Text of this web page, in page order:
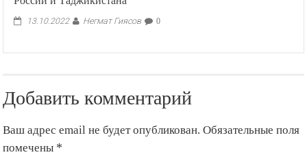
13.10.2022 Негмат Гиясов 0
Добавить комментарий
Ваш адрес email не будет опубликован. Обязательные поля
помечены *